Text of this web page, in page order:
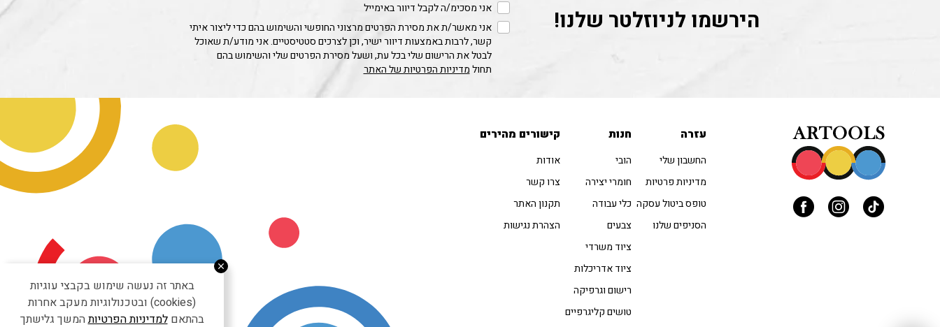
הירשמו לניוזלטר שלנו!
אני מסכימ/ה לקבל דיוור באימייל
אני מאשר/ת את מסירת הפרטים מרצוני החופשי והשימוש בהם כדי ליצור איתי
קשר, לרבות באמצעות דיוור ישיר, וכן לצרכים סטטיסטיים. אני מודע/ת שאוכל
לבטל את הרישום שלי בכל עת, ושעל מסירת הפרטים שלי והשימוש בהם
תחולמדיניות הפרטיות של האתר
עזרה
החשבון שלי
מדיניות פרטיות
טופס ביטול עסקה
הסניפים שלנו
חנות
הובי
חומרי יצירה
כלי עבודה
צבעים
ציוד משרדי
ציוד אדריכלות
רישום וגרפיקה
טושים קליגרפיים
קישורים מהירים
אודות
צרו קשר
תקנון האתר
הצהרת נגישות
באתר זה נעשה שימוש בקבצי עוגיות
(cookies) ובטכנולוגיות מעקב אחרות
בהתאםלמדיניות הפרטיותהמשך גלישתך